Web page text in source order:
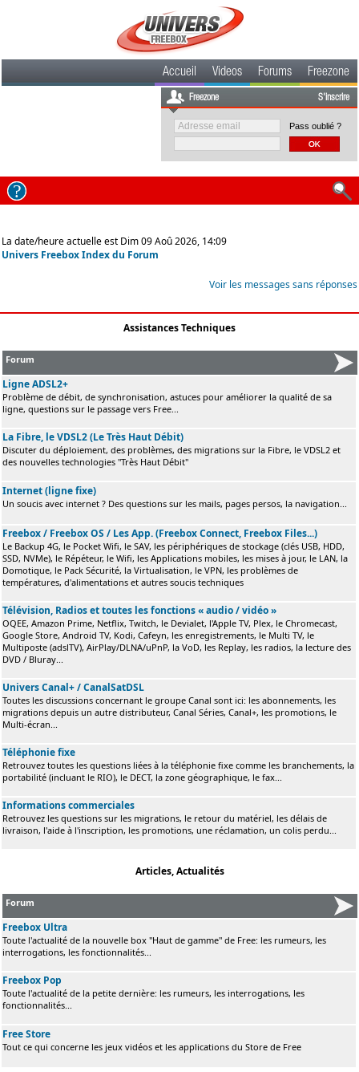
Accueil Videos Forums Freezone
Freezone S'inscrire
Pass oublié ?
La date/heure actuelle est Dim 09 Aoû 2026, 14:09
Univers Freebox Index du Forum
Voir les messages sans réponses
Assistances Techniques
Forum
Ligne ADSL2+
Problème de débit, de synchronisation, astuces pour améliorer la qualité de sa
ligne, questions sur le passage vers Free...
La Fibre, le VDSL2 (Le Très Haut Débit)
Discuter du déploiement, des problèmes, des migrations sur la Fibre, le VDSL2 et
des nouvelles technologies "Très Haut Débit"
Internet (ligne fixe)
Un soucis avec internet ? Des questions sur les mails, pages persos, la navigation...
Freebox / Freebox OS / Les App. (Freebox Connect, Freebox Files...)
Le Backup 4G, le Pocket Wifi, le SAV, les périphériques de stockage (clés USB, HDD,
SSD, NVMe), le Répéteur, le Wifi, les Applications mobiles, les mises à jour, le LAN, la
Domotique, le Pack Sécurité, la Virtualisation, le VPN, les problèmes de
températures, d'alimentations et autres soucis techniques
Télévision, Radios et toutes les fonctions « audio / vidéo »
OQEE, Amazon Prime, Netflix, Twitch, le Devialet, l'Apple TV, Plex, le Chromecast,
Google Store, Android TV, Kodi, Cafeyn, les enregistrements, le Multi TV, le
Multiposte (adslTV), AirPlay/DLNA/uPnP, la VoD, les Replay, les radios, la lecture des
DVD / Bluray...
Univers Canal+ / CanalSatDSL
Toutes les discussions concernant le groupe Canal sont ici: les abonnements, les
migrations depuis un autre distributeur, Canal Séries, Canal+, les promotions, le
Multi-écran...
Téléphonie fixe
Retrouvez toutes les questions liées à la téléphonie fixe comme les branchements, la
portabilité (incluant le RIO), le DECT, la zone géographique, le fax...
Informations commerciales
Retrouvez les questions sur les migrations, le retour du matériel, les délais de
livraison, l'aide à l'inscription, les promotions, une réclamation, un colis perdu...
Articles, Actualités
Forum
Freebox Ultra
Toute l'actualité de la nouvelle box "Haut de gamme" de Free: les rumeurs, les
interrogations, les fonctionnalités...
Freebox Pop
Toute l'actualité de la petite dernière: les rumeurs, les interrogations, les
fonctionnalités...
Free Store
Tout ce qui concerne les jeux vidéos et les applications du Store de Free